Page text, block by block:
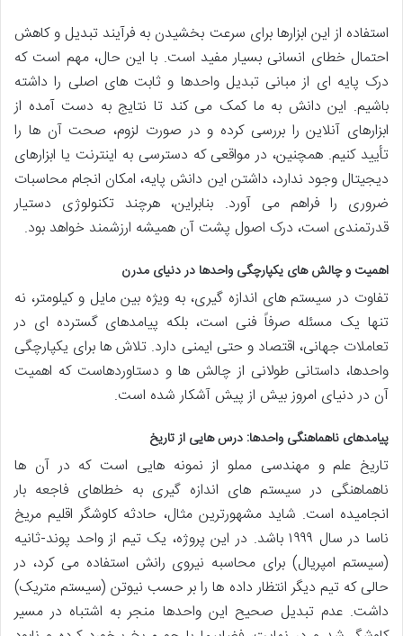
استفاده از این ابزارها برای سرعت بخشیدن به فرآیند تبدیل و کاهش
احتمال خطای انسانی بسیار مفید است. با این حال، مهم است که
درک پایه ای از مبانی تبدیل واحدها و ثابت های اصلی را داشته
باشیم. این دانش به ما کمک می کند تا نتایج به دست آمده از
ابزارهای آنلاین را بررسی کرده و در صورت لزوم، صحت آن ها را
تأیید کنیم. همچنین، در مواقعی که دسترسی به اینترنت یا ابزارهای
دیجیتال وجود ندارد، داشتن این دانش پایه، امکان انجام محاسبات
ضروری را فراهم می آورد. بنابراین، هرچند تکنولوژی دستیار
قدرتمندی است، درک اصول پشت آن همیشه ارزشمند خواهد بود.
اهمیت و چالش های یکپارچگی واحدها در دنیای مدرن
تفاوت در سیستم های اندازه گیری، به ویژه بین مایل و کیلومتر، نه
تنها یک مسئله صرفاً فنی است، بلکه پیامدهای گسترده ای در
تعاملات جهانی، اقتصاد و حتی ایمنی دارد. تلاش ها برای یکپارچگی
واحدها، داستانی طولانی از چالش ها و دستاوردهاست که اهمیت
آن در دنیای امروز بیش از پیش آشکار شده است.
پیامدهای ناهماهنگی واحدها: درس هایی از تاریخ
تاریخ علم و مهندسی مملو از نمونه هایی است که در آن ها
ناهماهنگی در سیستم های اندازه گیری به خطاهای فاجعه بار
انجامیده است. شاید مشهورترین مثال، حادثه کاوشگر اقلیم مریخ
ناسا در سال ۱۹۹۹ باشد. در این پروژه، یک تیم از واحد پوند-ثانیه
(سیستم امپریال) برای محاسبه نیروی رانش استفاده می کرد، در
حالی که تیم دیگر انتظار داده ها را بر حسب نیوتن (سیستم متریک)
داشت. عدم تبدیل صحیح این واحدها منجر به اشتباه در مسیر